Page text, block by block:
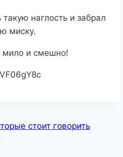
такую наглость и забрал
миску.
мило и смешно!
стоит говорить